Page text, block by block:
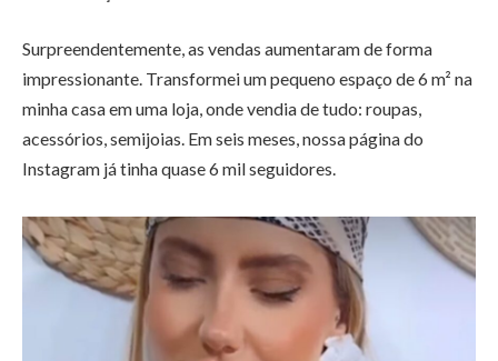
Surpreendentemente, as vendas aumentaram de forma
impressionante. Transformei um pequeno espaço de 6 m² na
minha casa em uma loja, onde vendia de tudo: roupas,
acessórios, semijoias. Em seis meses, nossa página do
Instagram já tinha quase 6 mil seguidores.